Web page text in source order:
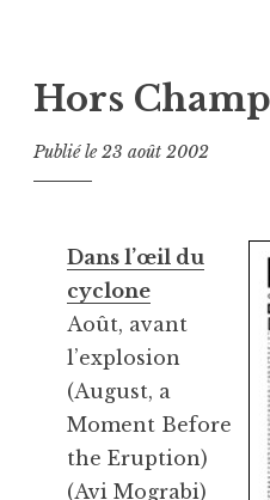
Hors Champ
Publié le23 août 2002
Dans l’œil du
cyclone
Août, avant
l’explosion
(August, a
Moment Before
the Eruption)
(Avi Mograbi)